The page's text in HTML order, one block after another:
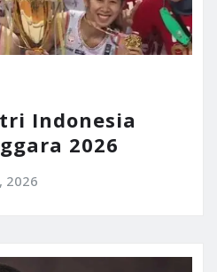
Indonesia
2026
2026